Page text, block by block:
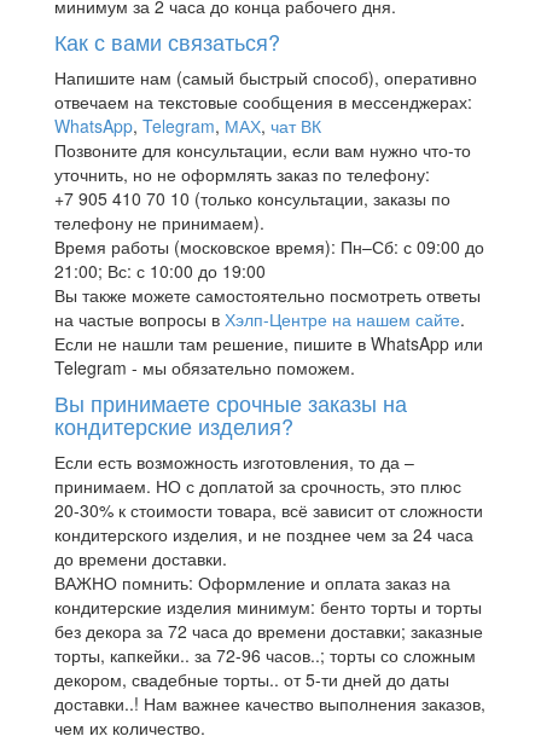
минимум за 2 часа до конца рабочего дня.
Как с вами связаться?
Напишите нам (самый быстрый способ), оперативно
отвечаем на текстовые сообщения в мессенджерах:
WhatsApp, Telegram, МАХ, чат ВК
Позвоните для консультации, если вам нужно что-то
уточнить, но не оформлять заказ по телефону:
+7 905 410 70 10 (только консультации, заказы по
телефону не принимаем).
Время работы (московское время): Пн–Сб: с 09:00 до
21:00; Вс: с 10:00 до 19:00
Вы также можете самостоятельно посмотреть ответы
на частые вопросы в Хэлп-Центре на нашем сайте.
Если не нашли там решение, пишите в WhatsApp или
Telegram - мы обязательно поможем.
Вы принимаете срочные заказы на
кондитерские изделия?
Если есть возможность изготовления, то да –
принимаем. НО с доплатой за срочность, это плюс
20-30% к стоимости товара, всё зависит от сложности
кондитерского изделия, и не позднее чем за 24 часа
до времени доставки.
ВАЖНО помнить: Оформление и оплата заказ на
кондитерские изделия минимум: бенто торты и торты
без декора за 72 часа до времени доставки; заказные
торты, капкейки.. за 72-96 часов..; торты со сложным
декором, свадебные торты.. от 5-ти дней до даты
доставки..! Нам важнее качество выполнения заказов,
чем их количество.